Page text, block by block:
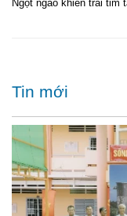
Ngọt ngào khiến trái tim
Tin mới